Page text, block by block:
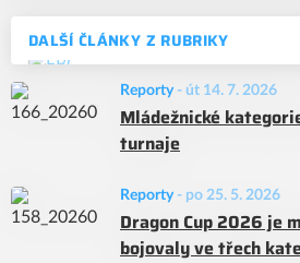
DALŠÍ ČLÁNKY Z RUBRIKY
Reporty - út 14. 7. 2026
Mládežnické
turnaje
Reporty - po 25. 5. 2026
Dragon Cup 2026 je
bojovaly ve třech